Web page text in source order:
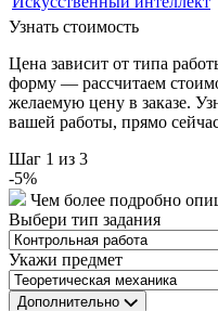
Узнать стоимость
Цена зависит от типа
форму — рассчитаем
желаемую цену в заказе.
вашей работы, прямо
Шаг 1 из 3
-5%
Чем более подробно
Выбери тип задания
Укажи предмет
Дополнительно